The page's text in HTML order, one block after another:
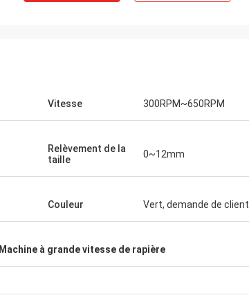
Vitesse 300RPM~650RPM
Relèvement de la
taille
0~12mm
Couleur Vert, demande de client
Machine à grande vitesse de rapière